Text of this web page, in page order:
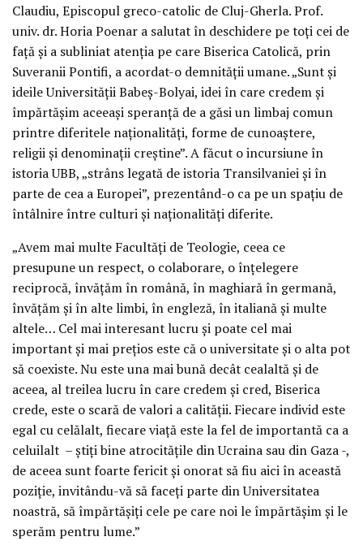
Claudiu, Episcopul greco-catolic de Cluj-Gherla. Prof.
univ. dr. Horia Poenar a salutat în deschidere pe toți cei de
față și a subliniat atenția pe care Biserica Catolică, prin
Suveranii Pontifi, a acordat-o demnității umane. „Sunt și
ideile Universității Babeș-Bolyai, idei în care credem și
împărtășim aceeași speranță de a găsi un limbaj comun
printre diferitele naționalități, forme de cunoaștere,
religii și denominații creștine”. A făcut o incursiune în
istoria UBB, „strâns legată de istoria Transilvaniei și în
parte de cea a Europei”, prezentând-o ca pe un spațiu de
întâlnire între culturi și naționalități diferite.
„Avem mai multe Facultăți de Teologie, ceea ce
presupune un respect, o colaborare, o înțelegere
reciprocă, învățăm în română, în maghiară în germană,
învățăm și în alte limbi, în engleză, în italiană și multe
altele… Cel mai interesant lucru și poate cel mai
important și mai prețios este că o universitate și o alta pot
să coexiste. Nu este una mai bună decât cealaltă și de
aceea, al treilea lucru în care credem și cred, Biserica
crede, este o scară de valori a calității. Fiecare individ este
egal cu celălalt, fiecare viață este la fel de importantă ca a
celuilalt – știți bine atrocitățile din Ucraina sau din Gaza -,
de aceea sunt foarte fericit și onorat să fiu aici în această
poziție, invitându-vă să faceți parte din Universitatea
noastră, să împărtășiți cele pe care noi le împărtășim și le
sperăm pentru lume.”